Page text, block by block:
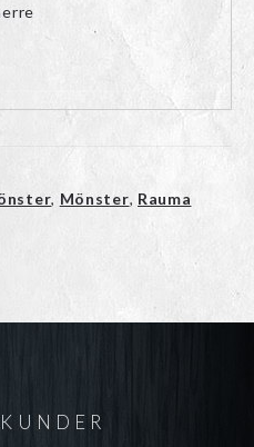
, Mönster, Rauma